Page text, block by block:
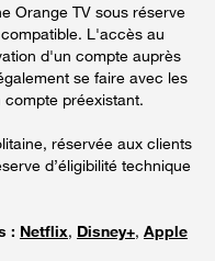
Orange TV sous réserve
L'accès au
d'un compte auprès
se faire avec les
compte préexistant.
réservée aux clients
d’éligibilité technique
: Netflix, Disney+, Apple